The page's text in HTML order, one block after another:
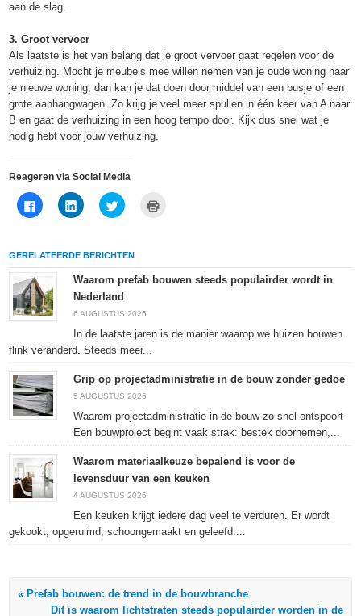
aan de slag.
3. Groot vervoer
Als laatste is het van belang dat je groot vervoer gaat regelen voor de
verhuizing. Mocht je meubels mee willen nemen van je oude woning naar
je nieuwe woning, dan kan je dat doen door middel van een busje of een
grote aanhangwagen. Zo krijg je veel meer spullen in één keer van A naar
B en gaat de verhuizing in een hoog tempo door. Kijk dus snel wat je
nodig hebt voor jouw verhuizing.
Reageren via Social Media
Klik
om
Facebook
(Wordt
een
nieuw
venster
geopend)
Klik
om
delen
(Wordt
een
nieuw
venster
geopend)
Klik
om
Twitter
(Wordt
een
nieuw
venster
geopend)
nieuw
GERELATEERDE BERICHTEN
Waarom prefab bouwen steeds populairder wordt in
Nederland
6 AUGUSTUS 2026
In de laatste jaren is de manier waarop we huizen bouwen
flink veranderd. Steeds meer...
Grip op projectadministratie in de bouw zonder gedoe
5 AUGUSTUS 2026
Waarom projectadministratie in de bouw zo snel ontspoort
Een bouwproject begint vaak strak: bestek doornemen,...
Waarom materiaalkeuze bepalend is voor de
levensduur van een keuken
4 AUGUSTUS 2026
Een keuken krijgt iedere dag veel te verduren. Er wordt
gekookt, opgeruimd, schoongemaakt en geleefd....
« Prefab bouwen: de trend in de bouwbranche
Dit is waarom lichtstraten steeds populairder worden in de